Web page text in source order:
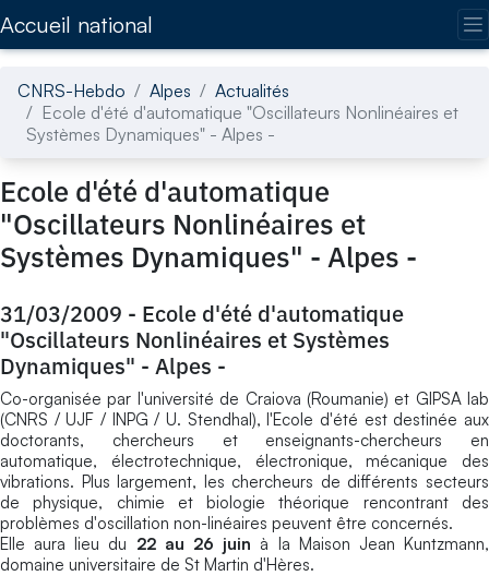
Accueil national
CNRS-Hebdo Alpes
Actualités
Ecole d'été d'automatique "Oscillateurs Nonlinéaires et
Systèmes Dynamiques" - Alpes -
Ecole d'été d'automatique
"Oscillateurs Nonlinéaires et
Systèmes Dynamiques" - Alpes -
31/03/2009 - Ecole d'été d'automatique
"Oscillateurs Nonlinéaires et Systèmes
Dynamiques" - Alpes -
Co-organisée par l'université de Craiova (Roumanie) et GIPSA lab
(CNRS / UJF / INPG / U. Stendhal), l'Ecole d'été est destinée aux
doctorants, chercheurs et enseignants-chercheurs en
automatique, électrotechnique, électronique, mécanique des
vibrations. Plus largement, les chercheurs de différents secteurs
de physique, chimie et biologie théorique rencontrant des
problèmes d'oscillation non-linéaires peuvent être concernés.
Elle aura lieu du 22 au 26 juin à la Maison Jean Kuntzmann,
domaine universitaire de St Martin d'Hères.